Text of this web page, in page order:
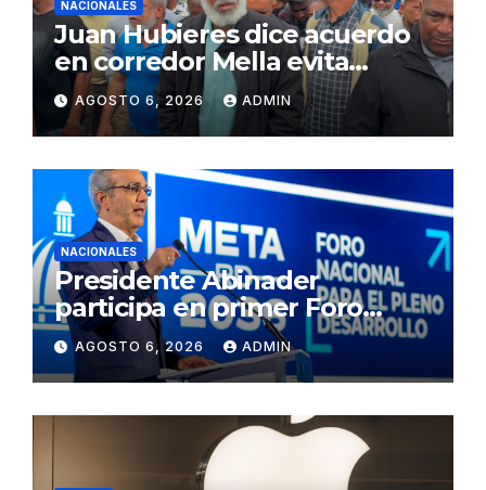
NACIONALES
Juan Hubieres dice acuerdo
en corredor Mella evita
conflictos innecesarios
AGOSTO 6, 2026 ADMIN
NACIONALES
Presidente Abinader
participa en primer Foro
Meta RD 2036 con miras a
impulsar el crecimiento
económico, fortalecer las
instituciones y elevar la
productividad
AGOSTO 6, 2026 ADMIN